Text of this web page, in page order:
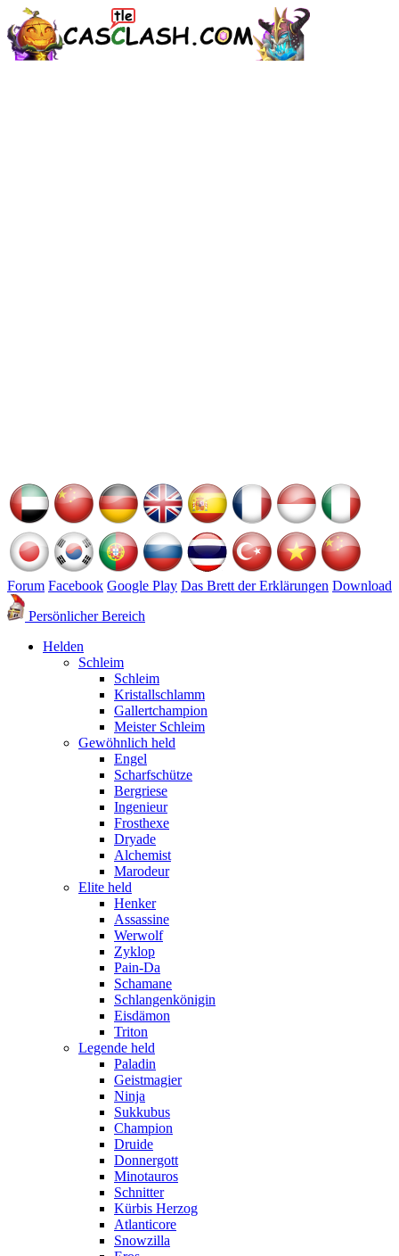
Forum Facebook Google Play Das Brett der Erklärungen Download
Persönlicher Bereich
Helden
Schleim
Schleim
Kristallschlamm
Gallertchampion
Meister Schleim
Gewöhnlich held
Engel
Scharfschütze
Bergriese
Ingenieur
Frosthexe
Dryade
Alchemist
Marodeur
Elite held
Henker
Assassine
Werwolf
Zyklop
Pain-Da
Schamane
Schlangenkönigin
Eisdämon
Triton
Legende held
Paladin
Geistmagier
Ninja
Sukkubus
Champion
Druide
Donnergott
Minotauros
Schnitter
Kürbis Herzog
Atlanticore
Snowzilla